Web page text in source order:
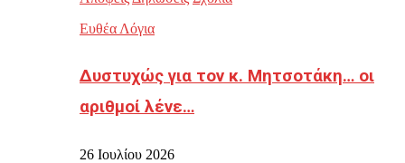
Ευθέα Λόγια
Δυστυχώς για τον κ. Μητσοτάκη… οι
αριθμοί λένε…
26 Ιουλίου 2026